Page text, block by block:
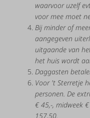
waarvoor uzelf
voormee moet
Bijminder of
aangegeven
uitgaande van
het huis wordt
Daggasten
Voor 't Sterretje
personen. De
€ 45,-, midweek
157,50.